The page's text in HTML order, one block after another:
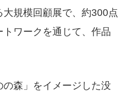
大規模回顧展で、約300点
ワークを通じて、作品
の森」をイメージした没